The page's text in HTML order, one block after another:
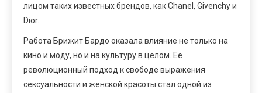
лицом таких известных брендов, как Chanel, Givenchy и
Dior.
Работа Брижит Бардо оказала влияние не только на
кино и моду, но и на культуру в целом. Ее
революционный подход к свободе выражения
сексуальности и женской красоты стал одной из